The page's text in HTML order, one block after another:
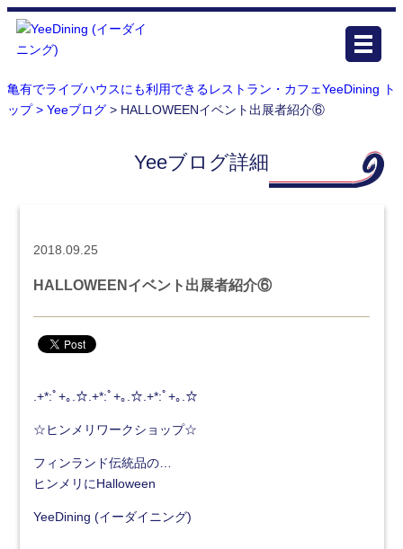
亀有でライブハウスにも利用できるレストラン・カフェYeeDining ト
ップ > Yeeブログ > HALLOWEENイベント出展者紹介⑥
Yeeブログ詳細
2018.09.25
HALLOWEENイベント出展者紹介⑥
.+*:ﾟ+｡.☆.+*:ﾟ+｡.☆.+*:ﾟ+｡.☆
☆ヒンメリワークショップ☆
フィンランド伝統品の…
ヒンメリにHalloween
YeeDining (イーダイニング)